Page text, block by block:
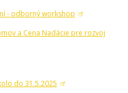
- odborný workshop
a Cena Nadácie pre rozvoj
do 31.5.2025